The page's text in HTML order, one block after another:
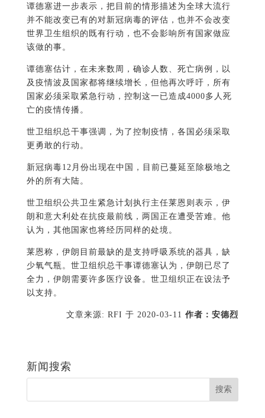
谭德塞进一步表示，把目前的情形描述为全球大流行
并不能改变已有的对新冠病毒的评估，也并不会改变
世界卫生组织的既有行动，也不会影响所有国家做应
该做的事。
谭德塞估计，在未来数周，确诊人数、死亡病例，以
及疫情波及国家都将继续增长，但他再次呼吁，所有
国家必须采取紧急行动，控制这一已造成4000多人死
亡的疫情传播。
世卫组织总干事强调，为了控制疫情，各国必须采取
更勇敢的行动。
新冠病毒12月份出现在中国，目前已蔓延至除极地之
外的所有大陆。
世卫组织公共卫生紧急计划执行主任莱恩则表示，伊
朗和意大利处在抗疫最前线，两国正在遭受苦难。他
认为，其他国家也将经历同样的处境。
莱恩称，伊朗目前最缺的是支持呼吸系统的器具，缺
少氧气瓶。世卫组织总干事谭德塞认为，伊朗已尽了
全力，伊朗需要许多医疗设备。世卫组织正在设法予
以支持。
文章来源: RFI 于2020-03-11作者：安德烈
新闻搜索